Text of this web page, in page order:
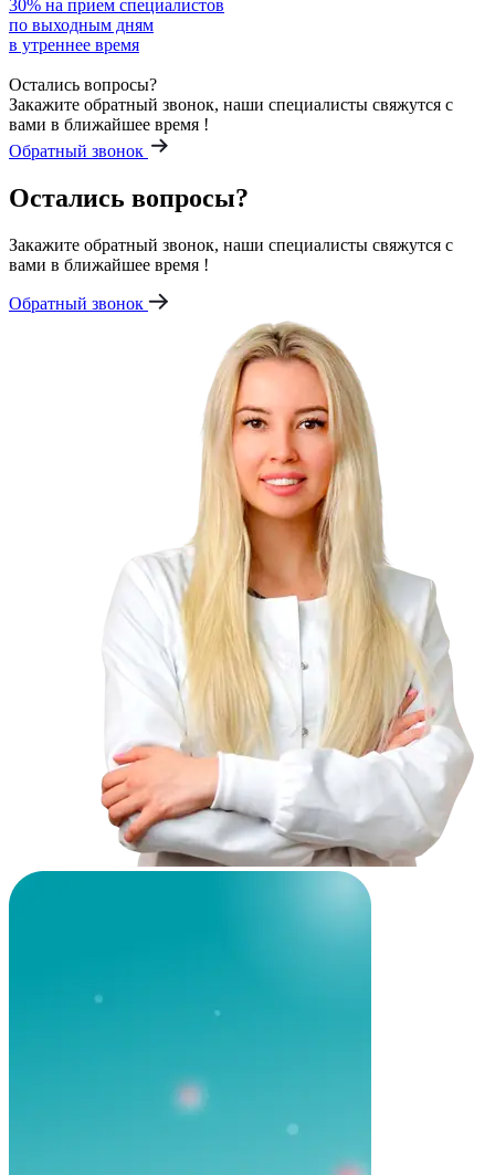
30% на прием специалистов
по выходным дням
в утреннее время
Остались вопросы?
Закажите обратный звонок, наши специалисты свяжутся с
вами в ближайшее время !
Обратный звонок
Остались вопросы?
Закажите обратный звонок, наши специалисты свяжутся с
вами в ближайшее время !
Обратный звонок